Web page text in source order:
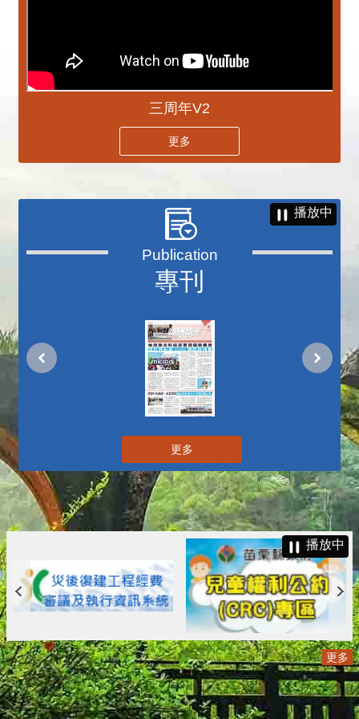
三周年V2
更多
專刊
播放中
更多
播放中
更多